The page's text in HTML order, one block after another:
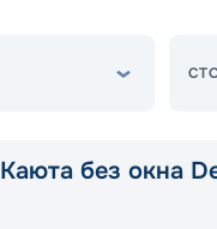
Каюта без окна